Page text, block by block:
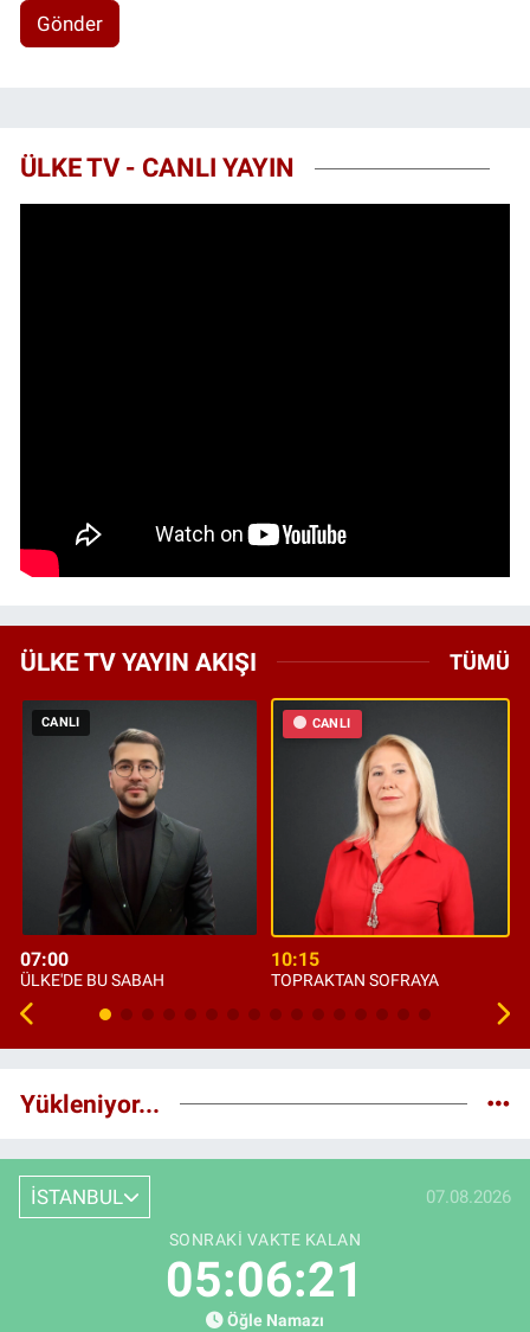
Gönder
ÜLKE TV - CANLI YAYIN
ÜLKE TV YAYIN AKIŞI TÜMÜ
CANLI
07:00
ÜLKE'DE BU SABAH
CANLI
10:15
TOPRAKTAN SOFRAYA
Yükleniyor...
İSTANBUL 07.08.2026
SONRAKI VAKTE KALAN
05:06:19
Öğle Namazı